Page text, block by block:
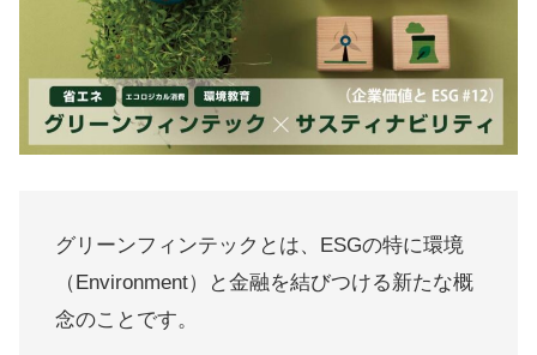
グリーンフィンテックとは、ESGの特に環境
（Environment）と金融を結びつける新たな概
念のことです。